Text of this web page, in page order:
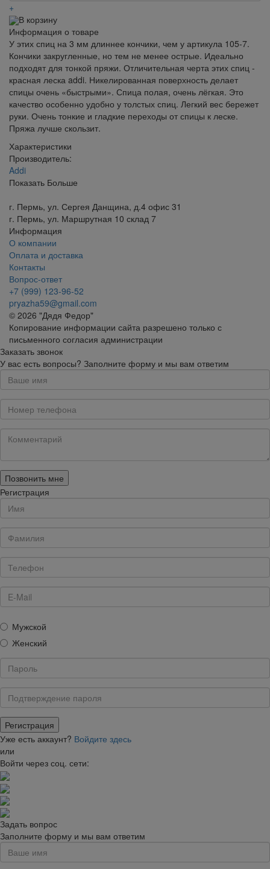
+
В корзину
Информация о товаре
У этих спиц на 3 мм длиннее кончики, чем у артикула 105-7.
Кончики закругленные, но тем не менее острые. Идеально
подходят для тонкой пряжи. Отличительная черта этих спиц -
красная леска addi. Никелированная поверхность делает
спицы очень «быстрыми». Спица полая, очень лёгкая. Это
качество особенно удобно у толстых спиц. Легкий вес бережет
руки. Очень тонкие и гладкие переходы от спицы к леске.
Пряжа лучше скользит.
Характеристики
Производитель:
Addi
Показать Больше
г. Пермь, ул. Сергея Данщина, д.4 офис 31
г. Пермь, ул. Маршрутная 10 склад 7
Информация
О компании
Оплата и доставка
Контакты
Вопрос-ответ
+7 (999) 123-96-52
pryazha59@gmail.com
© 2026 "Дядя Федор"
Копирование информации сайта разрешено только с
письменного согласия администрации
Заказать звонок
У вас есть вопросы? Заполните форму и мы вам ответим
Позвонить мне
Регистрация
Мужской
Женский
Уже есть аккаунт? Войдите здесь
или
Войти через соц. сети:
Задать вопрос
Заполните форму и мы вам ответим